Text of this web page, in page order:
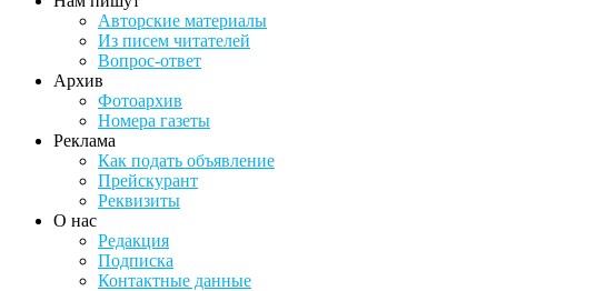
Авторские материалы
Из писем читателей
Вопрос-ответ
Архив
Фотоархив
Номера газеты
Реклама
Как подать объявление
Прейскурант
Реквизиты
О нас
Редакция
Подписка
Контактные данные